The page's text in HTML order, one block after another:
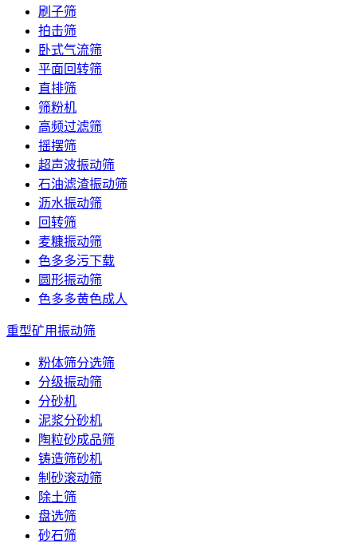
刷子筛
拍击筛
卧式气流筛
平面回转筛
直排筛
筛粉机
高频过滤筛
摇摆筛
超声波振动筛
石油滤渣振动筛
沥水振动筛
回转筛
麦糠振动筛
色多多污下载
圆形振动筛
色多多黄色成人
重型矿用振动筛
粉体筛分选筛
分级振动筛
分砂机
泥浆分砂机
陶粒砂成品筛
铸造筛砂机
制砂滚动筛
除土筛
盘选筛
砂石筛